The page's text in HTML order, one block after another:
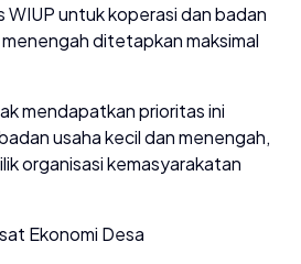
WIUP untuk koperasi dan badan
ditetapkan maksimal
mendapatkan prioritas ini
usaha kecil dan menengah,
organisasi kemasyarakatan
Ekonomi Desa